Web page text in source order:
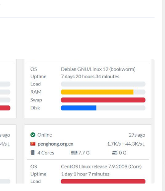
pkg/install_client.sh >install_client.sh
MyServer EPdnpTjAr0EV5yuDXFf5passkey
也可以直接用IPsystemctl daemon-
上也是可以部署服务端和客户端的，具体看
documents/enduser.md
create-remote-tunnel/CloudFlare开启GRPC流
加1个Public hostname 指
里面设置一下仪表板服务器域名/IP（无
以写nz-realip或者CF-Connecting-
手动修改参数中的8008端口为443，TLS改为
址 /dashboard默认密码 admin/admin演示地